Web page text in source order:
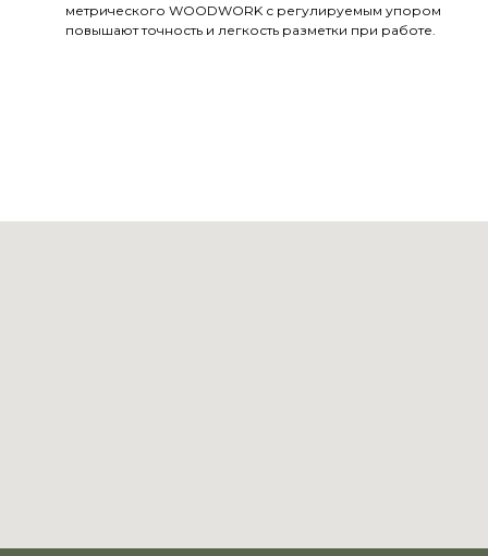
метрического WOODWORK с регулируемым упором
повышают точность и легкость разметки при работе.